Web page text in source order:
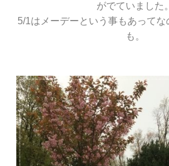
がでていました。
5/1はメーデーという事もあって
も。